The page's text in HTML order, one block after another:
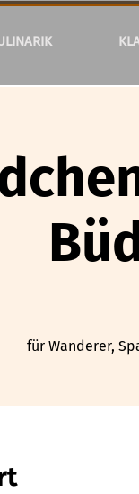
für Wanderer,